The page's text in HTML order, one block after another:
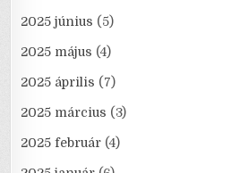
2025 június (5)
2025 május (4)
2025 április (7)
2025 március (3)
2025 február (4)